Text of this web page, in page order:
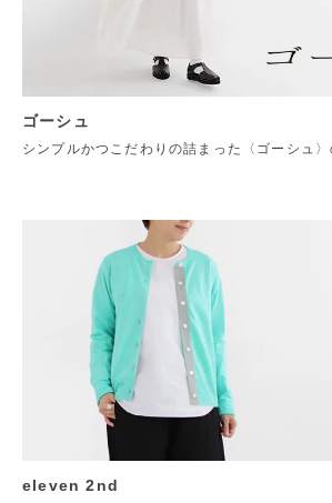
ゴーシュ
シンプルかつこだわりの詰まった〈ゴーシュ〉
eleven 2nd